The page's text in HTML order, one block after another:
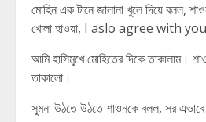
মোহিন এক টানে জালানা খুলে দিয়ে বলল,
খোলা হাওয়া, I aslo agree with
আমি হাসিমুখে মোহিতের দিকে তাকালাম।
তাকালো।
সুমনা উঠতে উঠতে শাওনকে বলল, সর